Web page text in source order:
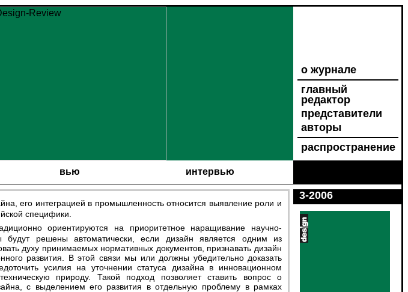
о журнале
главный
редактор
представители
авторы
распространение
вью интервью
3-2006
специфики.
будут решены автоматически, если дизайн является одним из
духу принимаемых нормативных документов, признавать дизайн
развития. В этой связи мы или должны убедительно доказать
усилия на уточнении статуса дизайна в инновационном
природу. Такой подход позволяет ставить вопрос о
с выделением его развития в отдельную проблему в рамках